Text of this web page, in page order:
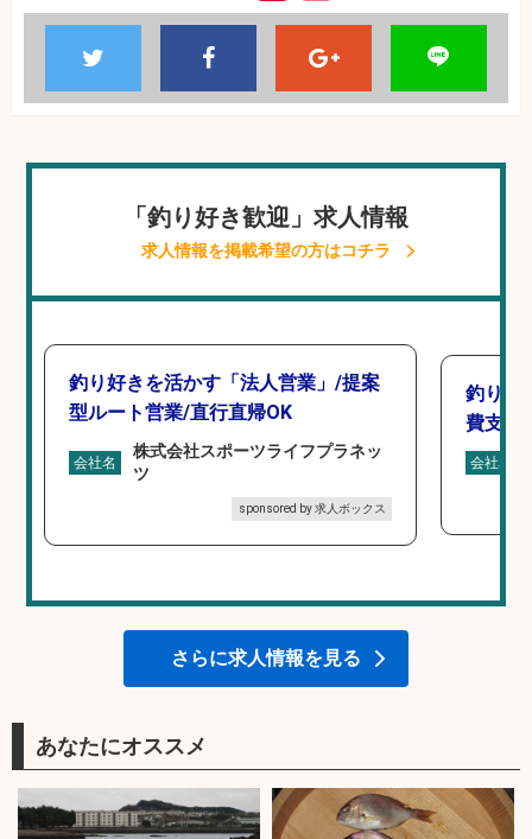
「釣り好き歓迎」求人情報
求人情報を掲載希望の方はコチラ
釣り好きを活かす「法人営業」/提案
型ルート営業/直行直帰OK
会社名
株式会社スポーツライフプラネッ
ツ
sponsored by 求人ボックス
釣り具
費支給
会社名
さらに求人情報を見る
あなたにオススメ